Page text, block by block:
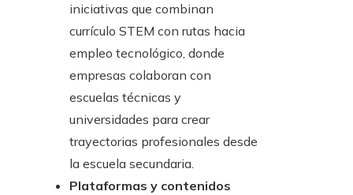
iniciativas que combinan
currículo STEM con rutas hacia
empleo tecnológico, donde
empresas colaboran con
escuelas técnicas y
universidades para crear
trayectorias profesionales desde
la escuela secundaria.
Plataformas y contenidos